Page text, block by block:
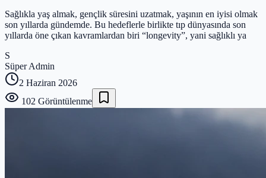
Sağlıkla yaş almak, gençlik süresini uzatmak, yaşının en iyisi olmak
son yıllarda gündemde. Bu hedeflerle birlikte tıp dünyasında son
yıllarda öne çıkan kavramlardan biri “longevity”, yani sağlıklı ya
S
Süper Admin
2 Haziran 2026
102 Görüntülenme